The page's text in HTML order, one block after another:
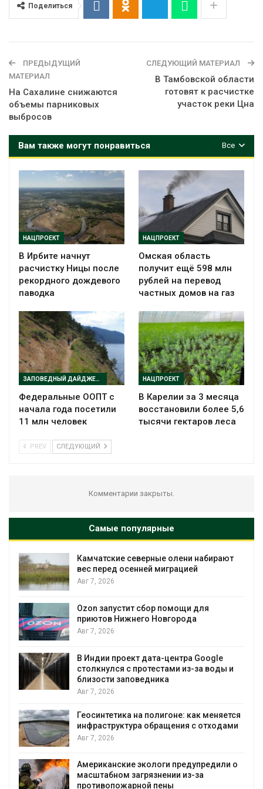
Поделиться
ПРЕДЫДУЩИЙ
МАТЕРИАЛ
На Сахалине снижаются
объемы парниковых
выбросов
СЛЕДУЮЩИЙ МАТЕРИАЛ
В Тамбовской области
готовят к расчистке
участок реки Цна
Все
Вам также могут понравиться
НАЦПРОЕКТ
В Ирбите начнут
расчистку Ницы после
рекордного дождевого
паводка
НАЦПРОЕКТ
Омская область
получит ещё 598 млн
рублей на перевод
частных домов на газ
ЗАПОВЕДНЫЙ ДАЙДЖЕСТ
Федеральные ООПТ с
начала года посетили
11 млн человек
НАЦПРОЕКТ
В Карелии за 3 месяца
восстановили более 5,6
тысячи гектаров леса
PREV СЛЕДУЮЩИЙ
Комментарии закрыты.
Самые популярные
олени набирают
миграцией
сбор помощи для
Новгорода
дата-центра Google
протестами из-за воды и
на полигоне: как меняется
обращения с отходами
экологи предупредили о
из-за
пены
Тайфун, засуха и
несколько
Авг 7, 2026
Солнечные
воду
Авг 7, 2026
Авг 7, 2026
уборку
Авг 7, 2026